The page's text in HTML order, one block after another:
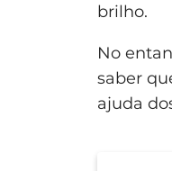
brilho.
No
saber
ajuda